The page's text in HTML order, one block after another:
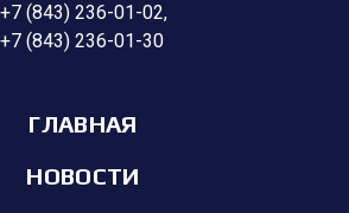
+7 (843) 236-01-02,
+7 (843) 236-01-30
ГЛАВНАЯ
НОВОСТИ